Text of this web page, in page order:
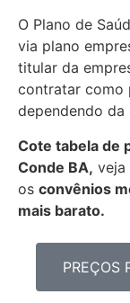
O Plano de
via plano
titular da
contratar como
dependendo da
Cote tabela de
Conde BA, veja
os convênios
mais barato.
PREÇOS